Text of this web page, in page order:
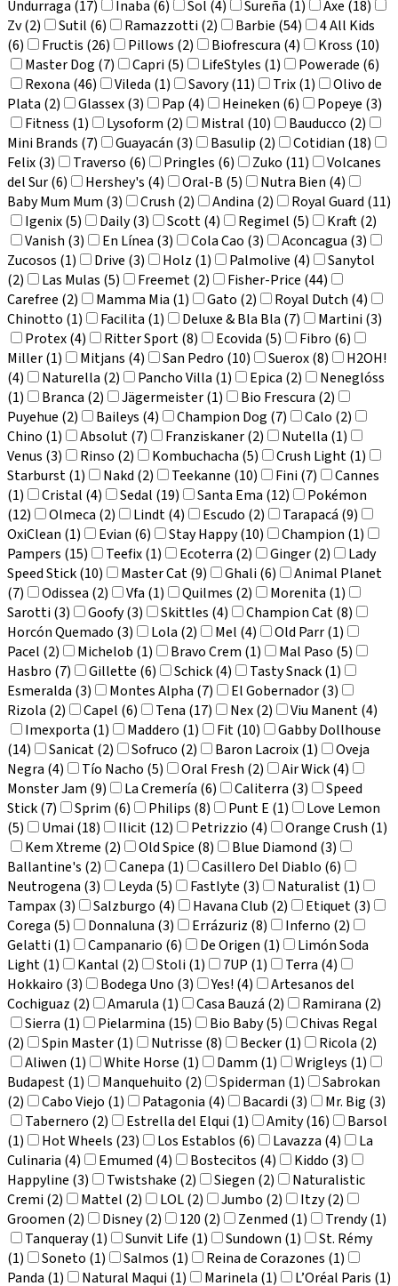
Undurraga (17)
Inaba (6) Sol (4) Sureña (1)
Axe (18)
Zv (2)
Sutil (6) Ramazzotti (2) Barbie (54)
4 All Kids
(6)
Fructis (26) Pillows (2) Biofrescura (4)
Kross (10)
Master Dog (7)
Capri (5) LifeStyles (1)
Powerade (6)
Rexona (46)
Vileda (1) Savory (11) Trix (1)
Olivo de
Plata (2)
Glassex (3) Pap (4) Heineken (6)
Popeye (3)
Fitness (1)
Lysoform (2) Mistral (10)
Bauducco (2)
Mini Brands (7)
Guayacán (3) Basulip (2)
Cotidian (18)
Felix (3)
Traverso (6) Pringles (6) Zuko (11)
Volcanes
del Sur (6)
Hershey's (4) Oral-B (5)
Nutra Bien (4)
Baby Mum Mum (3)
Crush (2) Andina (2)
Royal Guard (11)
Igenix (5)
Daily (3) Scott (4) Regimel (5)
Kraft (2)
Vanish (3)
En Línea (3) Cola Cao (3)
Aconcagua (3)
Zucosos (1)
Drive (3) Holz (1) Palmolive (4)
Sanytol
(2)
Las Mulas (5) Freemet (2)
Fisher-Price (44)
Carefree (2)
Mamma Mia (1) Gato (2)
Royal Dutch (4)
Chinotto (1)
Facilita (1) Deluxe & Bla Bla (7)
Martini (3)
Protex (4)
Ritter Sport (8) Ecovida (5)
Fibro (6)
Miller (1)
Mitjans (4) San Pedro (10) Suerox (8)
H2OH!
(4)
Naturella (2) Pancho Villa (1) Epica (2)
Neneglóss
(1)
Branca (2) Jägermeister (1)
Bio Frescura (2)
Puyehue (2)
Baileys (4) Champion Dog (7)
Calo (2)
Chino (1)
Absolut (7) Franziskaner (2)
Nutella (1)
Venus (3)
Rinso (2) Kombuchacha (5)
Crush Light (1)
Starburst (1)
Nakd (2) Teekanne (10) Fini (7)
Cannes
(1)
Cristal (4) Sedal (19) Santa Ema (12)
Pokémon
(12)
Olmeca (2) Lindt (4) Escudo (2)
Tarapacá (9)
OxiClean (1)
Evian (6) Stay Happy (10)
Champion (1)
Pampers (15)
Teefix (1) Ecoterra (2) Ginger (2)
Lady
Speed Stick (10)
Master Cat (9) Ghali (6)
Animal Planet
(7)
Odissea (2) Vfa (1) Quilmes (2)
Morenita (1)
Sarotti (3)
Goofy (3) Skittles (4)
Champion Cat (8)
Horcón Quemado (3)
Lola (2) Mel (4)
Old Parr (1)
Pacel (2)
Michelob (1) Bravo Crem (1)
Mal Paso (5)
Hasbro (7)
Gillette (6) Schick (4)
Tasty Snack (1)
Esmeralda (3)
Montes Alpha (7)
El Gobernador (3)
Rizola (2)
Capel (6) Tena (17) Nex (2)
Viu Manent (4)
Imexporta (1)
Maddero (1) Fit (10)
Gabby Dollhouse
(14)
Sanicat (2) Sofruco (2) Baron Lacroix (1)
Oveja
Negra (4)
Tío Nacho (5) Oral Fresh (2)
Air Wick (4)
Monster Jam (9)
La Cremería (6) Caliterra (3)
Speed
Stick (7)
Sprim (6) Philips (8) Punt E (1)
Love Lemon
(5)
Umai (18) Ilicit (12) Petrizzio (4)
Orange Crush (1)
Kem Xtreme (2)
Old Spice (8)
Blue Diamond (3)
Ballantine's (2)
Canepa (1)
Casillero Del Diablo (6)
Neutrogena (3)
Leyda (5) Fastlyte (3)
Naturalist (1)
Tampax (3)
Salzburgo (4) Havana Club (2)
Etiquet (3)
Corega (5)
Donnaluna (3) Errázuriz (8)
Inferno (2)
Gelatti (1)
Campanario (6) De Origen (1)
Limón Soda
Light (1)
Kantal (2) Stoli (1) 7UP (1)
Terra (4)
Hokkairo (3)
Bodega Uno (3) Yes! (4)
Artesanos del
Cochiguaz (2)
Amarula (1) Casa Bauzá (2)
Ramirana (2)
Sierra (1)
Pielarmina (15) Bio Baby (5)
Chivas Regal
(2)
Spin Master (1) Nutrisse (8) Becker (1)
Ricola (2)
Aliwen (1)
White Horse (1) Damm (1)
Wrigleys (1)
Budapest (1)
Manquehuito (2) Spiderman (1)
Sabrokan
(2)
Cabo Viejo (1) Patagonia (4) Bacardi (3)
Mr. Big (3)
Tabernero (2)
Estrella del Elqui (1) Amity (16)
Barsol
(1)
Hot Wheels (23) Los Establos (6) Lavazza (4)
La
Culinaria (4)
Emumed (4) Bostecitos (4)
Kiddo (3)
Happyline (3)
Twistshake (2) Siegen (2)
Naturalistic
Cremi (2)
Mattel (2) LOL (2) Jumbo (2)
Itzy (2)
Groomen (2)
Disney (2) 120 (2) Zenmed (1)
Trendy (1)
Tanqueray (1)
Sunvit Life (1) Sundown (1)
St. Rémy
(1)
Soneto (1) Salmos (1)
Reina de Corazones (1)
Panda (1)
Natural Maqui (1) Marinela (1) L’Oréal Paris (1)